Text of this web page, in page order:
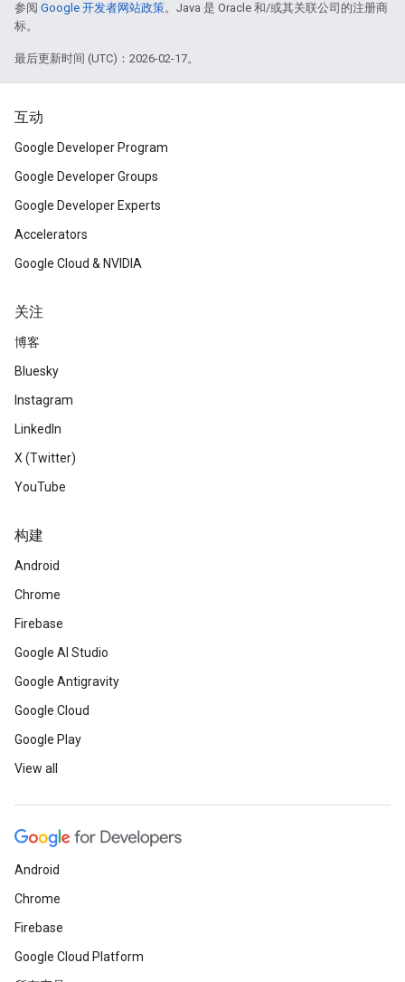
参阅 Google 开发者网站政策。Java 是 Oracle 和/或其关联公司的注册商
标。
最后更新时间 (UTC)：2026-02-17。
互动
Google Developer Program
Google Developer Groups
Google Developer Experts
Accelerators
Google Cloud & NVIDIA
关注
博客
Bluesky
Instagram
LinkedIn
X (Twitter)
YouTube
构建
Android
Chrome
Firebase
Google AI Studio
Google Antigravity
Google Cloud
Google Play
View all
Android
Chrome
Firebase
Google Cloud Platform